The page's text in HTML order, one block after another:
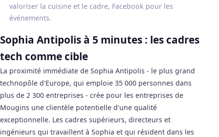
valoriser la cuisine et le cadre, Facebook pour les
événements.
Sophia Antipolis à 5 minutes : les cadres
tech comme cible
La proximité immédiate de Sophia Antipolis - le plus grand
technopôle d'Europe, qui emploie 35 000 personnes dans
plus de 2 300 entreprises - crée pour les entreprises de
Mougins une clientèle potentielle d'une qualité
exceptionnelle. Les cadres supérieurs, directeurs et
ingénieurs qui travaillent à Sophia et qui résident dans les